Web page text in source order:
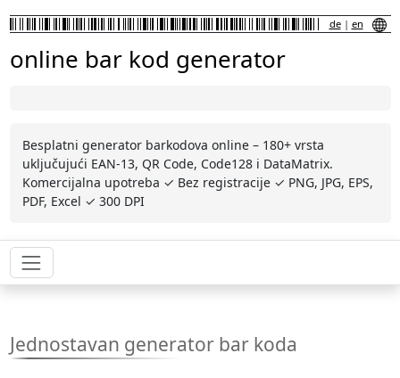
de| en
online bar kod generator
Besplatni generator barkodova online – 180+ vrsta
uključujući EAN-13, QR Code, Code128 i DataMatrix.
Komercijalna upotreba ✓ Bez registracije ✓ PNG, JPG, EPS,
PDF, Excel ✓ 300 DPI
Jednostavan generator bar koda